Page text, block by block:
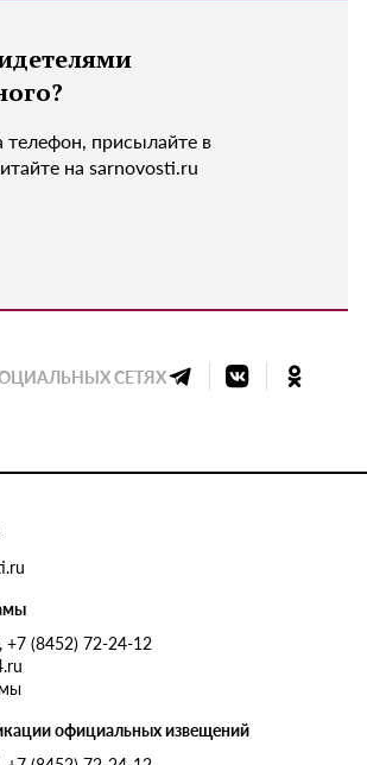
присылайте в
на sarnovosti.ru
СЕТЯХ
+7 (8452) 72-24-12
официальных извещений